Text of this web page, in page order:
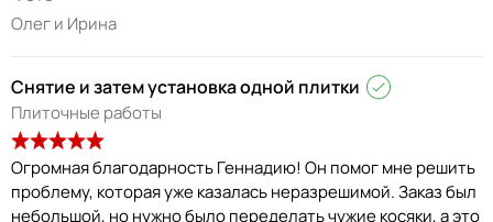
Олег и Ирина
Снятие и затем установка одной плитки
Плиточные работы
Огромная благодарность Геннадию! Он помог мне решить
проблему, которая уже казалась неразрешимой. Заказ был
небольшой, но нужно было переделать чужие косяки, а это